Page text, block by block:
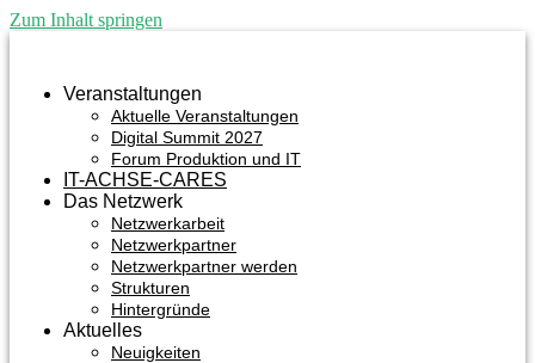
Zum Inhalt springen
Veranstaltungen
Aktuelle Veranstaltungen
Digital Summit 2027
Forum Produktion und IT
IT-ACHSE-CARES
Das Netzwerk
Netzwerkarbeit
Netzwerkpartner
Netzwerkpartner werden
Strukturen
Hintergründe
Aktuelles
Neuigkeiten